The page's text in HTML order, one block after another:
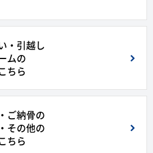
・引越し
ムの
ちら
ご納骨の
その他の
ちら